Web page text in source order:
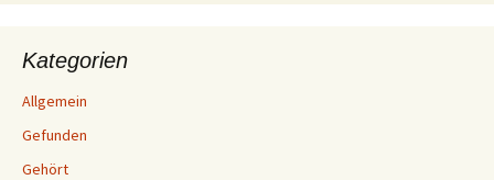
Kategorien
Allgemein
Gefunden
Gehört